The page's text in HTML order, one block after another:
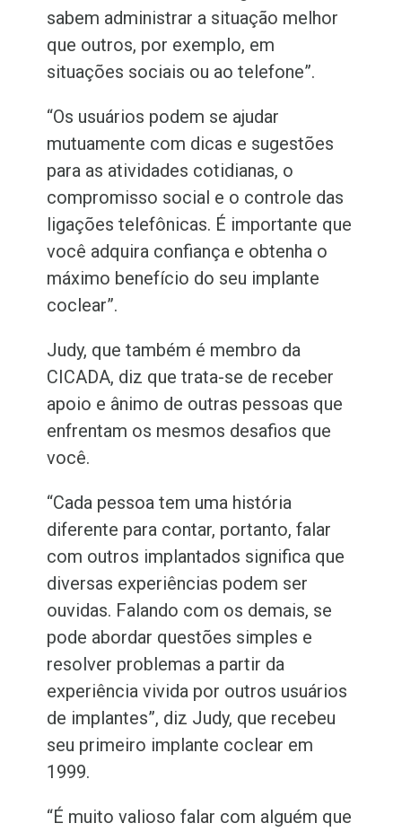
sabem administrar a situação melhor
que outros, por exemplo, em
situações sociais ou ao telefone”.
“Os usuários podem se ajudar
mutuamente com dicas e sugestões
para as atividades cotidianas, o
compromisso social e o controle das
ligações telefônicas. É importante que
você adquira confiança e obtenha o
máximo benefício do seu implante
coclear”.
Judy, que também é membro da
CICADA, diz que trata-se de receber
apoio e ânimo de outras pessoas que
enfrentam os mesmos desafios que
você.
“Cada pessoa tem uma história
diferente para contar, portanto, falar
com outros implantados significa que
diversas experiências podem ser
ouvidas. Falando com os demais, se
pode abordar questões simples e
resolver problemas a partir da
experiência vivida por outros usuários
de implantes”, diz Judy, que recebeu
seu primeiro implante coclear em
1999.
“É muito valioso falar com alguém que